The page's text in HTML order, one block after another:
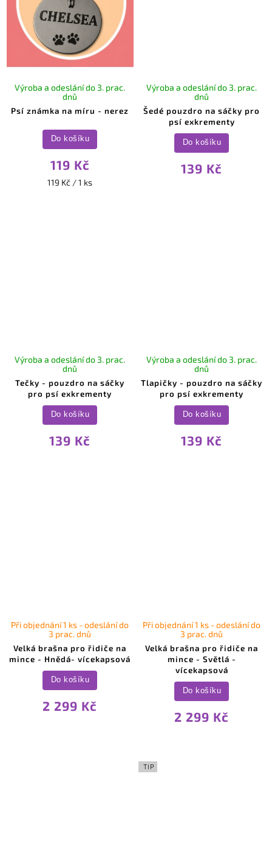
Psí známka na míru - nerez
Výroba a odeslání do 3. prac.
dnů
119 Kč
119 Kč / 1 ks
Do košíku
Šedé pouzdro na sáčky pro
psí exkrementy
Výroba a odeslání do 3. prac.
dnů
139 Kč
Do košíku
Tečky - pouzdro na sáčky
pro psí exkrementy
Výroba a odeslání do 3. prac.
dnů
139 Kč
Do košíku
Tlapičky - pouzdro na sáčky
pro psí exkrementy
Výroba a odeslání do 3. prac.
dnů
139 Kč
Do košíku
Velká brašna pro řidiče na
mince - Hnědá- vícekapsová
Při objednání 1 ks - odeslání do
3 prac. dnů
2 299 Kč
Do košíku
Velká brašna pro řidiče na
mince - Světlá -
vícekapsová
Při objednání 1 ks - odeslání do
3 prac. dnů
2 299 Kč
Do košíku
TIP
LETO5
Zkopírovat kód Zavřít